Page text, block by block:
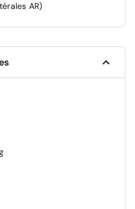
hauteur
manuellement
Electrochrome
feux de route / feux de
AR)